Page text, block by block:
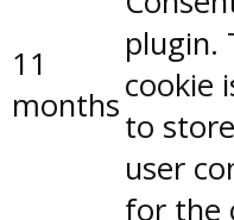
11
months
plugin.
cookie
to
user
for the